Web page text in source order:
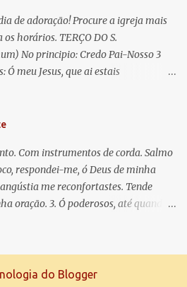
de adoração! Procure a igreja mais
horários. TERÇO DO S.
No principio: Credo Pai-Nosso 3
Ó meu Jesus, que ai estais
Sacramento de Amor!
força, Vosso perdão e a Vossa
vezes: Louvores e graças se deem a
e Diviníssimo Sacramento.
Com instrumentos de corda. Salmo
respondei-me, ó Deus de minha
me reconfortastes. Tende
oração. 3. Ó poderosos, até quando
invoquei. 5. Tremei, mas sem pecar;
estiverdes em vossos leitos, e
do Blogger